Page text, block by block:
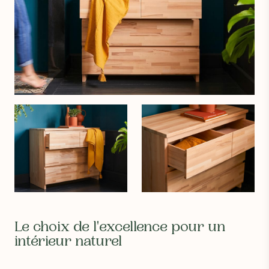
L’utilisation de bois pour le mobilier crée un réel puit de
carbone en stockant du CO2. Il garantit l’absence de
perturbateurs endocriniens et COV, principaux responsables de
la pollution intérieure.
Le choix de l'excellence pour un
intérieur naturel